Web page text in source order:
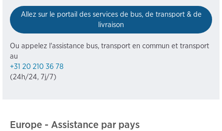
Allez sur le portail des services de bus, de transport & de
livraison
Ou appelez l'assistance bus, transport en commun et transport
au
+31 20 210 36 78
(24h/24, 7j/7)
Europe - Assistance par pays